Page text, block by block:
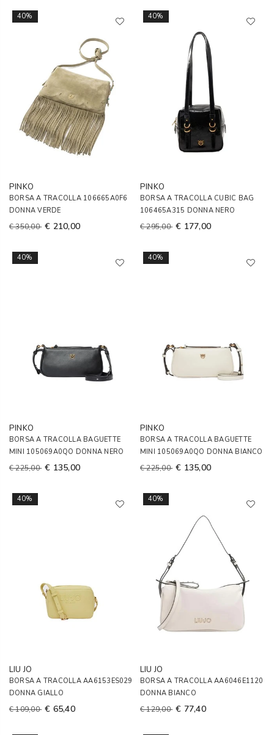
40%
PINKO
BORSA A TRACOLLA 106665A0F6
DONNA VERDE
€ 350,00 € 210,00
40%
PINKO
BORSA A TRACOLLA CUBIC BAG
106465A315 DONNA NERO
€ 295,00 € 177,00
40%
PINKO
BORSA A TRACOLLA BAGUETTE
MINI 105069A0QO DONNA NERO
€ 225,00 € 135,00
40%
PINKO
BORSA A TRACOLLA BAGUETTE
MINI 105069A0QO DONNA BIANCO
€ 225,00 € 135,00
40%
LIU JO
BORSA A TRACOLLA AA6153ES029
DONNA GIALLO
€ 109,00 € 65,40
40%
LIU JO
BORSA A TRACOLLA AA6046E1120
DONNA BIANCO
€ 129,00 € 77,40